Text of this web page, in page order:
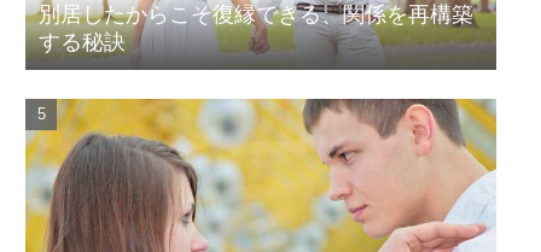
別居したからこそ復縁できる、関係を再構築
する秘訣